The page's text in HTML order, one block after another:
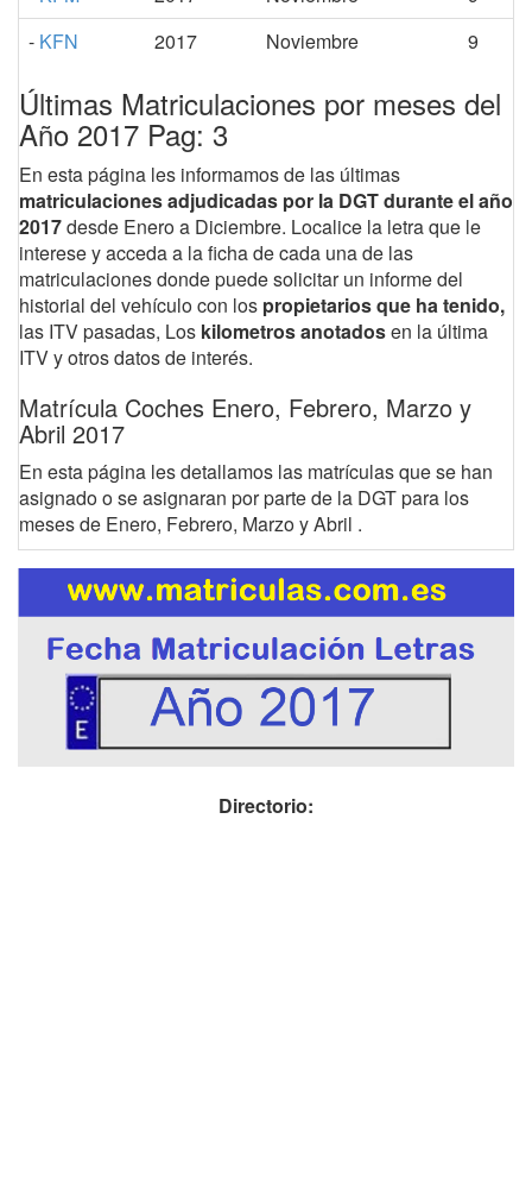
- KFN 2017 Noviembre 9
Últimas Matriculaciones por meses del
Año 2017 Pag: 3
En esta página les informamos de las últimas
matriculaciones adjudicadas por la DGT durante el año
2017desde Enero a Diciembre. Localice la letra que le
interese y acceda a la ficha de cada una de las
matriculaciones donde puede solicitar un informe del
historial del vehículo con los propietarios que ha tenido,
las ITV pasadas, Los kilometros anotadosen la última
ITV y otros datos de interés.
Matrícula Coches Enero, Febrero, Marzo y
Abril 2017
En esta página les detallamos las matrículas que se han
asignado o se asignaran por parte de la DGT para los
meses de Enero, Febrero, Marzo y Abril .
Directorio: